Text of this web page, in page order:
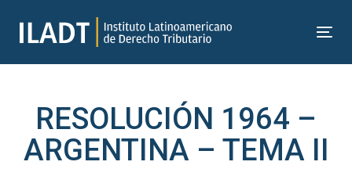
to
to
content
RESOLUCIÓN 1964 –
ARGENTINA – TEMA II